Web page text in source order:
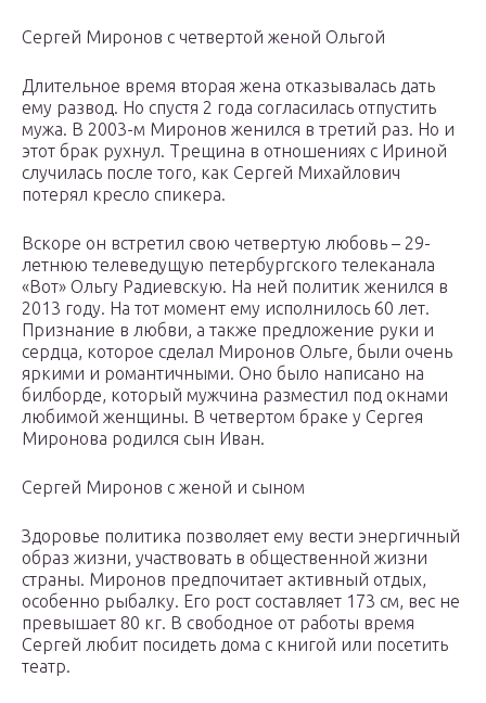
Сергей Миронов с четвертой женой Ольгой
Длительное время вторая жена отказывалась дать
ему развод. Но спустя 2 года согласилась отпустить
мужа. В 2003-м Миронов женился в третий раз. Но и
этот брак рухнул. Трещина в отношениях с Ириной
случилась после того, как Сергей Михайлович
потерял кресло спикера.
Вскоре он встретил свою четвертую любовь – 29-
летнюю телеведущую петербургского телеканала
«Вот» Ольгу Радиевскую. На ней политик женился в
2013 году. На тот момент ему исполнилось 60 лет.
Признание в любви, а также предложение руки и
сердца, которое сделал Миронов Ольге, были очень
яркими и романтичными. Оно было написано на
билборде, который мужчина разместил под окнами
любимой женщины. В четвертом браке у Сергея
Миронова родился сын Иван.
Сергей Миронов с женой и сыном
Здоровье политика позволяет ему вести энергичный
образ жизни, участвовать в общественной жизни
страны. Миронов предпочитает активный отдых,
особенно рыбалку. Его рост составляет 173 см, вес не
превышает 80 кг. В свободное от работы время
Сергей любит посидеть дома с книгой или посетить
театр.